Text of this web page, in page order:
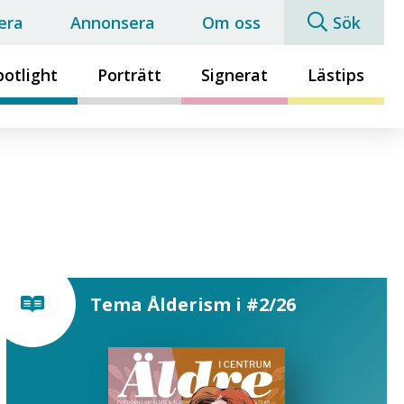
Porträtt Signerat Lästips
Annonsera Om oss Sök
Tema Ålderism i #2/26